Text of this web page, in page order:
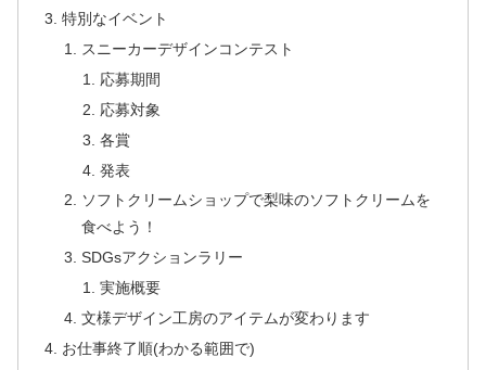
特別なイベント
スニーカーデザインコンテスト
応募期間
応募対象
各賞
発表
ソフトクリームショップで梨味のソフトクリームを
食べよう！
SDGsアクションラリー
実施概要
文様デザイン工房のアイテムが変わります
お仕事終了順(わかる範囲で)